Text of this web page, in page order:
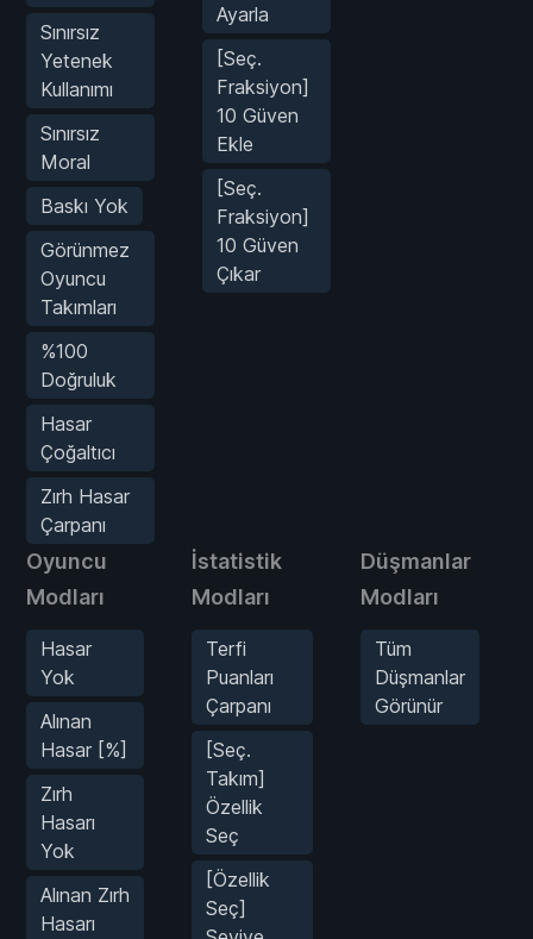
Sınırsız
Yetenek
Kullanımı
Sınırsız
Moral
Baskı Yok
Görünmez
Oyuncu
Takımları
%100
Doğruluk
Hasar
Çoğaltıcı
Zırh Hasar
Çarpanı
Ayarla
[Seç.
Fraksiyon]
10 Güven
Ekle
[Seç.
Fraksiyon]
10 Güven
Çıkar
Oyuncu
Modları
Hasar
Yok
Alınan
Hasar [%]
Zırh
Hasarı
Yok
Alınan Zırh
Hasarı
İstatistik
Modları
Terfi
Puanları
Çarpanı
[Seç.
Takım]
Özellik
Seç
[Özellik
Seç]
Düşmanlar
Modları
Tüm
Düşmanlar
Görünür